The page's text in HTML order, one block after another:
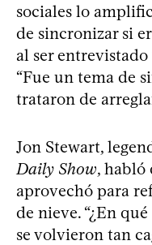
sociales lo
de sincronizar si
al ser
“Fue un tema de
trataron de
Jon Stewart,
Daily Show, habló
aprovechó para
de nieve. “¿En
se volvieron tan